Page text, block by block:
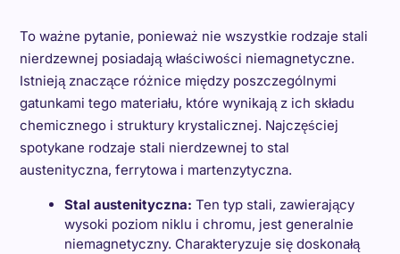
To ważne pytanie, ponieważ nie wszystkie rodzaje stali
nierdzewnej posiadają właściwości niemagnetyczne.
Istnieją znaczące różnice między poszczególnymi
gatunkami tego materiału, które wynikają z ich składu
chemicznego i struktury krystalicznej. Najczęściej
spotykane rodzaje stali nierdzewnej to stal
austenityczna, ferrytowa i martenzytyczna.
Stal austenityczna: Ten typ stali, zawierający
wysoki poziom niklu i chromu, jest generalnie
niemagnetyczny. Charakteryzuje się doskonałą